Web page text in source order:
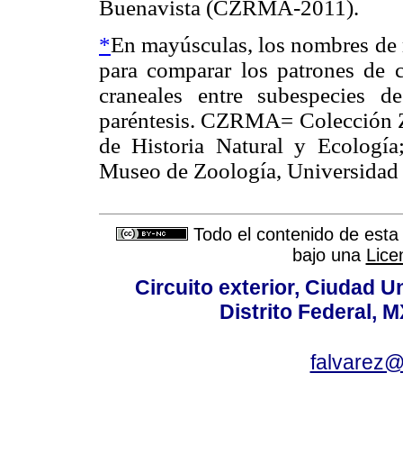
Buenavista (CZRMA-2011).
*En mayúsculas, los nombres
para comparar los patrones de
craneales entre subespecies
paréntesis. CZRMA=
de Historia Natural y
Museo de Zoología,
Todo el contenido de
bajo una
Circuito exterior, Ciudad
Distrito Federal,